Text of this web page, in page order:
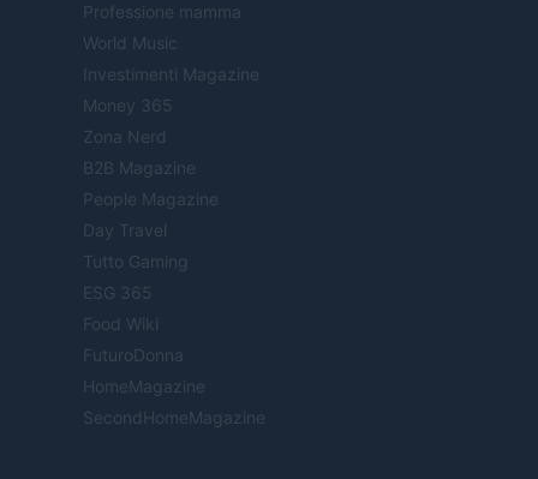
Professione mamma
World Music
Investimenti Magazine
Money 365
Zona Nerd
B2B Magazine
People Magazine
Day Travel
Tutto Gaming
ESG 365
Food Wiki
FuturoDonna
HomeMagazine
SecondHomeMagazine